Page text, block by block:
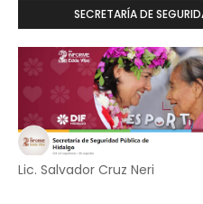
SECRETARÍA DE
Lic. Salvador Cruz Neri